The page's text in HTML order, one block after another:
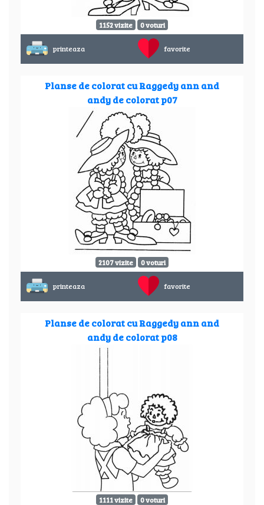
1152 vizite 0 voturi
printeaza favorite
Planse de colorat cu Raggedy ann and
andy de colorat p07
2107 vizite 0 voturi
printeaza favorite
Planse de colorat cu Raggedy ann and
andy de colorat p08
1111 vizite 0 voturi